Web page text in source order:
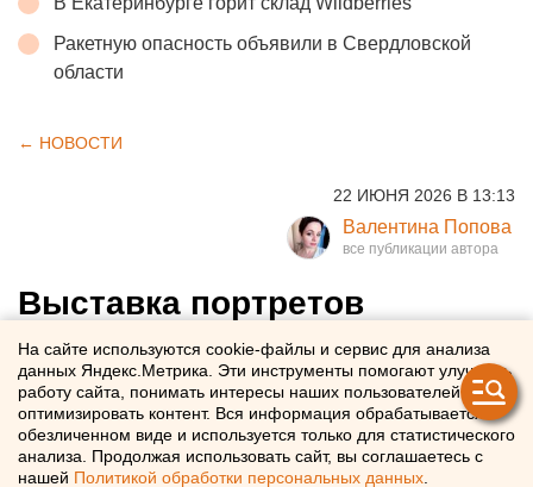
Ракетную опасность объявили в Свердловской
области
← НОВОСТИ
22 ИЮНЯ 2026 В 13:13
Валентина Попова
Выставка портретов
авторства свердловских
художников открывается в
Екатеринбурге
Масштабная выставка портретов от свердловских
На сайте используются cookie-файлы и сервис для анализа
данных Яндекс.Метрика. Эти инструменты помогают улучшать
работу сайта, понимать интересы наших пользователей и
оптимизировать контент. Вся информация обрабатывается в
обезличенном виде и используется только для статистического
анализа. Продолжая использовать сайт, вы соглашаетесь с
нашей Политикой обработки персональных данных